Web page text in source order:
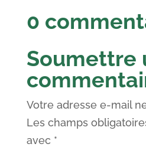
0
Soumettre
Votre adresse e-mail
Les champs
avec *